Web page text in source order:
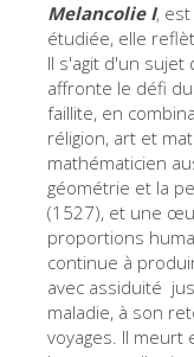
Melancolie I,
étudiée, elle
Il s'agit d'un sujet
affronte le défi
faillite, en
réligion, art et
mathématicien
géométrie et la
(1527), et une
proportions
continue à
avec assiduité
maladie, à son
voyages. Il meurt